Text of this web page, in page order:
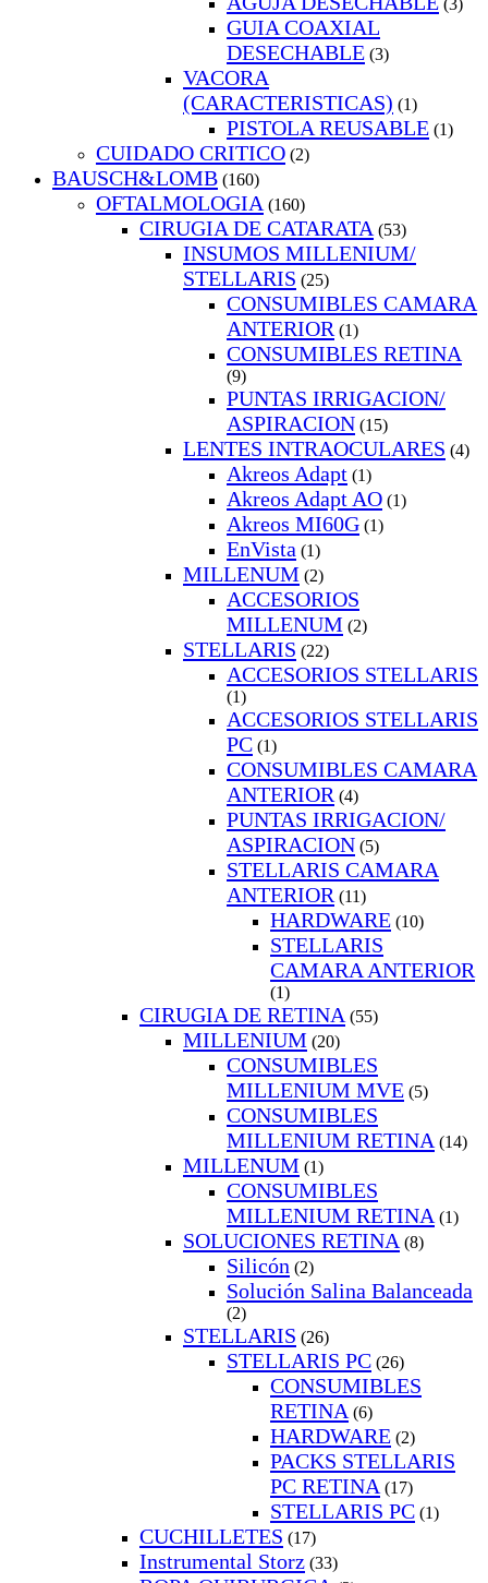
(3)
GUIA COAXIAL
DESECHABLE (3)
VACORA
(CARACTERISTICAS) (1)
PISTOLA REUSABLE (1)
CUIDADO CRITICO (2)
BAUSCH&LOMB (160)
OFTALMOLOGIA (160)
CIRUGIA DE CATARATA (53)
INSUMOS MILLENIUM/
STELLARIS (25)
CONSUMIBLES CAMARA
ANTERIOR (1)
CONSUMIBLES RETINA
(9)
PUNTAS IRRIGACION/
ASPIRACION (15)
LENTES INTRAOCULARES (4)
Akreos Adapt (1)
Akreos Adapt AO (1)
Akreos MI60G (1)
EnVista (1)
MILLENUM (2)
ACCESORIOS
MILLENUM (2)
STELLARIS (22)
ACCESORIOS STELLARIS
(1)
ACCESORIOS STELLARIS
PC (1)
CONSUMIBLES CAMARA
ANTERIOR (4)
PUNTAS IRRIGACION/
ASPIRACION (5)
STELLARIS CAMARA
ANTERIOR (11)
HARDWARE (10)
STELLARIS
CAMARA ANTERIOR
(1)
CIRUGIA DE RETINA (55)
MILLENIUM (20)
CONSUMIBLES
MILLENIUM MVE (5)
CONSUMIBLES
MILLENIUM RETINA (14)
MILLENUM (1)
CONSUMIBLES
MILLENIUM RETINA (1)
SOLUCIONES RETINA (8)
Silicón (2)
Solución Salina Balanceada
(2)
STELLARIS (26)
STELLARIS PC (26)
CONSUMIBLES
RETINA (6)
HARDWARE (2)
PACKS STELLARIS
PC RETINA (17)
STELLARIS PC (1)
CUCHILLETES (17)
Instrumental Storz (33)